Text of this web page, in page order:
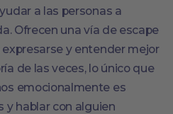
a las personas a
Ofrecen una vía de escape
y entender mejor
de las veces, lo único que
emocionalmente es
y hablar con alguien